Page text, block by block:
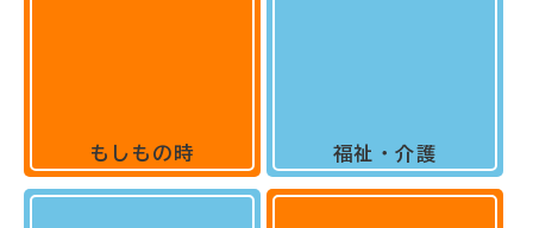
もしもの時 福祉・介護